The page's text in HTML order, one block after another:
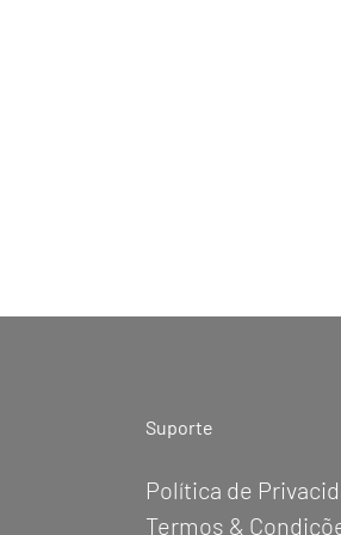
Suporte
Política de
Termos &